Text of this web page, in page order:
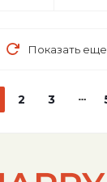
Показать еще
2 3